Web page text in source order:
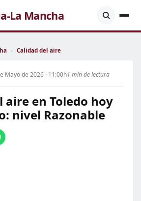
La Mancha
› Calidad del aire
Mayo de 2026 · 11:00h1 min de lectura
aire en Toledo hoy
nivel Razonable